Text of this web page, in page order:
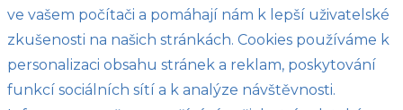
ve vašem počítači a pomáhají nám k lepší uživatelské
zkušenosti na našich stránkách. Cookies používáme k
personalizaci obsahu stránek a reklam, poskytování
funkcí sociálních sítí a k analýze návštěvnosti.